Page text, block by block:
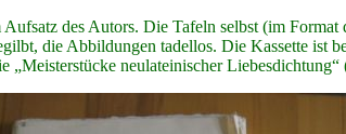
des Autors. Die Tafeln selbst (im Format
die Abbildungen tadellos. Die Kassette ist
neulateinischer Liebesdichtung“